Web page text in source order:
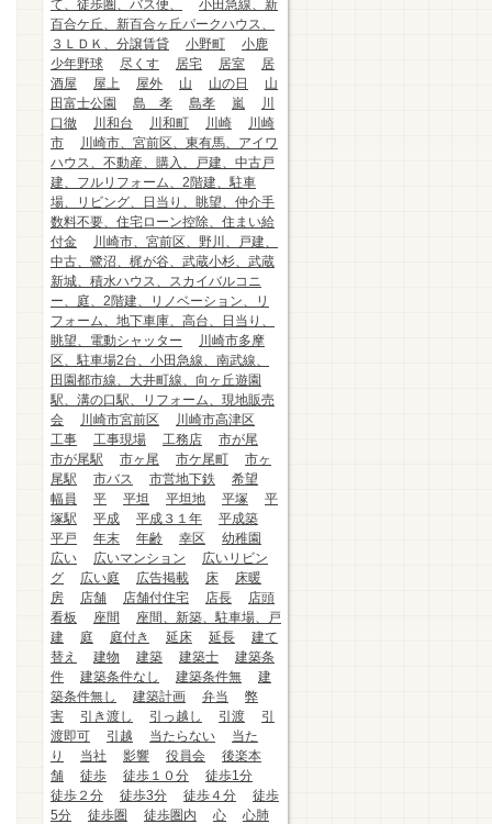
て、徒歩圏、バス便、
小田急線、新
百合ケ丘、新百合ヶ丘パークハウス、
３ＬＤＫ、分譲賃貸
小野町
小鹿
少年野球
尽くす 居宅 居室
居
酒屋
屋上 屋外 山 山の日
山
田富士公園
島 孝 島孝 嵐
川
口徹
川和台 川和町 川崎
川崎
市
川崎市、宮前区、東有馬、アイワ
ハウス、不動産、購入、戸建、中古戸
建、フルリフォーム、2階建、駐車
場、リビング、日当り、眺望、仲介手
数料不要、住宅ローン控除、住まい給
付金
川崎市、宮前区、野川、戸建、
中古、鷺沼、梶が谷、武蔵小杉、武蔵
新城、積水ハウス、スカイバルコニ
ー、庭、2階建、リノベーション、リ
フォーム、地下車庫、高台、日当り、
眺望、電動シャッター
川崎市多摩
区、駐車場2台、小田急線、南武線、
田園都市線、大井町線、向ヶ丘遊園
駅、溝の口駅、リフォーム、現地販売
会
川崎市宮前区
川崎市高津区
工事
工事現場 工務店
市が尾
市が尾駅
市ヶ尾 市ケ尾町
市ヶ
尾駅
市バス 市営地下鉄
希望
幅員
平 平坦 平坦地 平塚
平
塚駅
平成 平成３１年
平成築
平戸
年末 年齢 幸区
幼稚園
広い
広いマンション
広いリビン
グ
広い庭 広告掲載 床
床暖
房
店舗 店舗付住宅 店長
店頭
看板
座間
座間、新築、駐車場、戸
建
庭 庭付き 延床 延長
建て
替え
建物 建築 建築士
建築条
件
建築条件なし 建築条件無
建
築条件無し
建築計画 弁当
弊
害
引き渡し 引っ越し 引渡
引
渡即可
引越 当たらない
当た
り
当社 影響 役員会
後楽本
舗
徒歩 徒歩１０分
徒歩1分
徒歩２分
徒歩3分 徒歩４分
徒歩
5分
徒歩圏 徒歩圏内 心
心肺